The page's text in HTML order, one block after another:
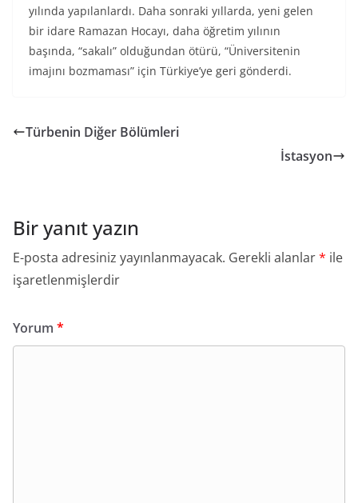
yılında yapılanlardı. Daha sonraki yıllarda, yeni gelen
bir idare Ramazan Hocayı, daha öğretim yılının
başında, “sakalı” olduğundan ötürü, “Üniversitenin
imajını bozmaması” için Türkiye’ye geri gönderdi.
Türbenin Diğer Bölümleri
İstasyon
Bir yanıt yazın
E-posta adresiniz yayınlanmayacak. Gerekli alanlar* ile
işaretlenmişlerdir
Yorum *